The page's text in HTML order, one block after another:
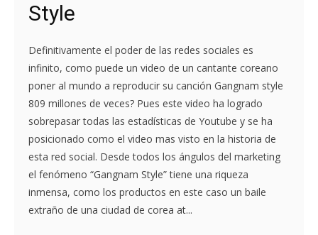
Style
Definitivamente el poder de las redes sociales es
infinito, como puede un video de un cantante coreano
poner al mundo a reproducir su canción Gangnam style
809 millones de veces? Pues este video ha logrado
sobrepasar todas las estadísticas de Youtube y se ha
posicionado como el video mas visto en la historia de
esta red social. Desde todos los ángulos del marketing
el fenómeno “Gangnam Style” tiene una riqueza
inmensa, como los productos en este caso un baile
extraño de una ciudad de corea at...